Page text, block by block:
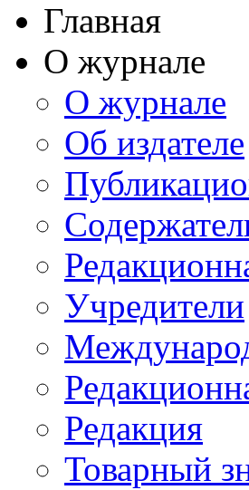
Главная
О журнале
О журнале
Об издателе
Учредители
Редакция
Товарный